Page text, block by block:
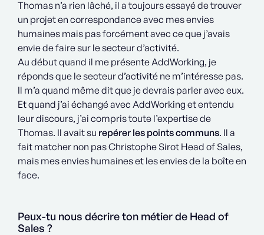
Thomas n’a rien lâché, il a toujours essayé de trouver
un projet en correspondance avec mes envies
humaines mais pas forcément avec ce que j’avais
envie de faire sur le secteur d’activité.
Au début quand il me présente AddWorking, je
réponds que le secteur d’activité ne m’intéresse pas.
Il m’a quand même dit que je devrais parler avec eux.
Et quand j’ai échangé avec AddWorking et entendu
leur discours, j’ai compris toute l’expertise de
Thomas. Il avait su repérer les points communs. Il a
fait matcher non pas Christophe Sirot Head of Sales,
mais mes envies humaines et les envies de la boîte en
face.
Peux-tu nous décrire ton métier de Head of
Sales ?